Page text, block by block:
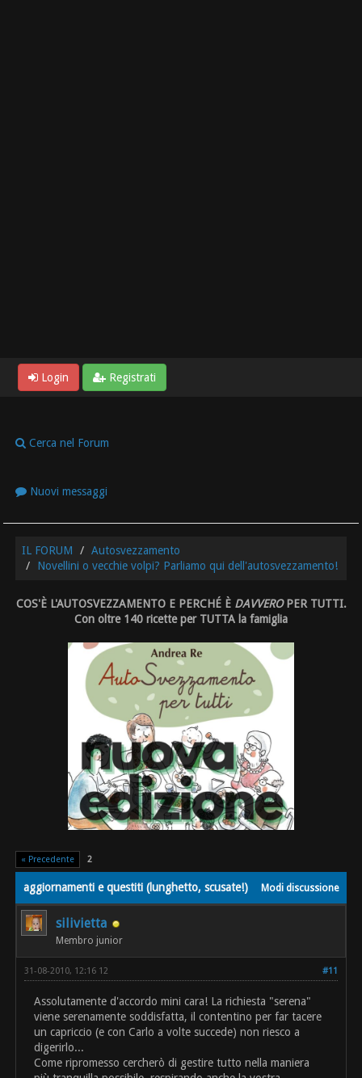
Login Registrati
Cerca nel Forum
Nuovi messaggi
IL FORUM
Autosvezzamento
Novellini o vecchie volpi? Parliamo qui dell'autosvezzamento!
COS'È L'AUTOSVEZZAMENTO E PERCHÉ È DAVVEROPER TUTTI.
Con oltre 140 ricette per TUTTA la famiglia
« Precedente 2
Modi discussione
aggiornamenti e questiti (lunghetto, scusate!)
silivietta
Membro junior
#11
31-08-2010, 12:16 12
Assolutamente d'accordo mini cara! La richiesta "serena"
viene serenamente soddisfatta, il contentino per far tacere
un capriccio (e con Carlo a volte succede) non riesco a
digerirlo...
Come ripromesso cercherò di gestire tutto nella maniera